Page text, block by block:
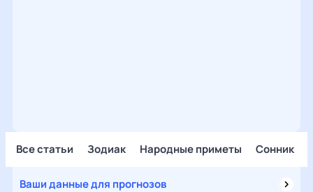
Все статьи Зодиак Народные приметы Сонник
Ваши данные для прогнозов